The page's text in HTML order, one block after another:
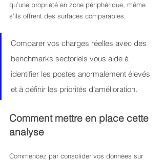
qu’une propriété en zone périphérique, même
s’ils offrent des surfaces comparables.
Comparer vos charges réelles avec des
benchmarks sectoriels vous aide à
identifier les postes anormalement élevés
et à définir les priorités d’amélioration.
Comment mettre en place cette
analyse
Commencez par consolider vos données sur